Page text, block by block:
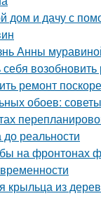
дом и дачу с
Анны
себя
ремонт
обоев:
реальности
на фронтонах
крыльца из